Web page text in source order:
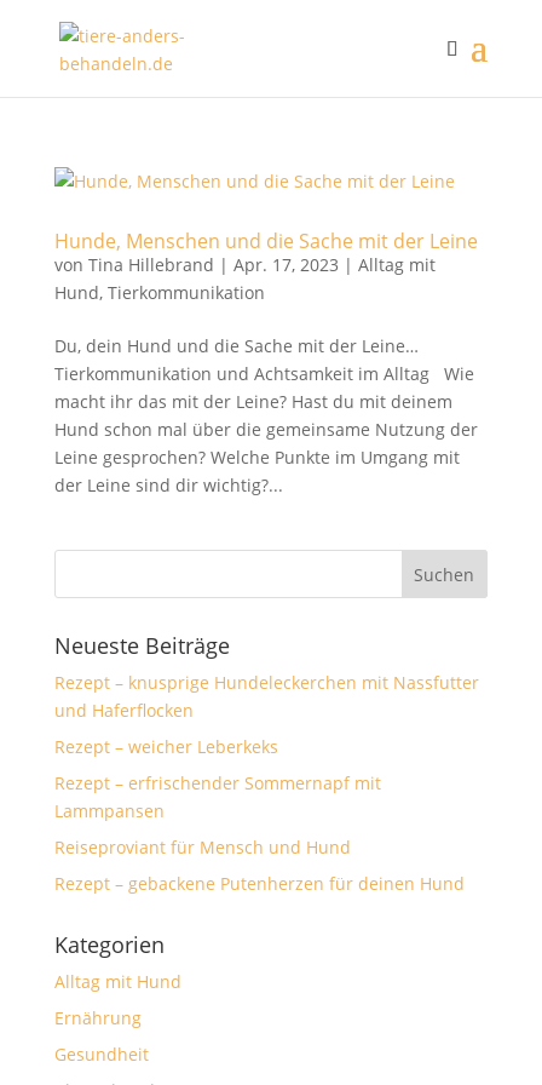
Hunde, Menschen und die Sache mit der Leine
von Tina Hillebrand | Apr. 17, 2023 | Alltag mit
Hund, Tierkommunikation
Du, dein Hund und die Sache mit der Leine…
Tierkommunikation und Achtsamkeit im Alltag Wie
macht ihr das mit der Leine? Hast du mit deinem
Hund schon mal über die gemeinsame Nutzung der
Leine gesprochen? Welche Punkte im Umgang mit
der Leine sind dir wichtig?...
Neueste Beiträge
Rezept – knusprige Hundeleckerchen mit Nassfutter
und Haferflocken
Rezept – weicher Leberkeks
Rezept – erfrischender Sommernapf mit
Lammpansen
Reiseproviant für Mensch und Hund
Rezept – gebackene Putenherzen für deinen Hund
Kategorien
Alltag mit Hund
Ernährung
Gesundheit